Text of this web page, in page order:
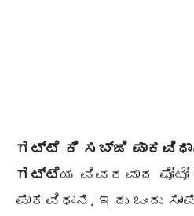
ಗಟ್ಟೆ ಕಿ ಸಬ್ಜಿ
ಗಟ್ಟೆಯ ವಿವರವಾದ ಫೋಟೋ
ಪಾಕವಿಧಾನ. ಇದು ಒಂದು